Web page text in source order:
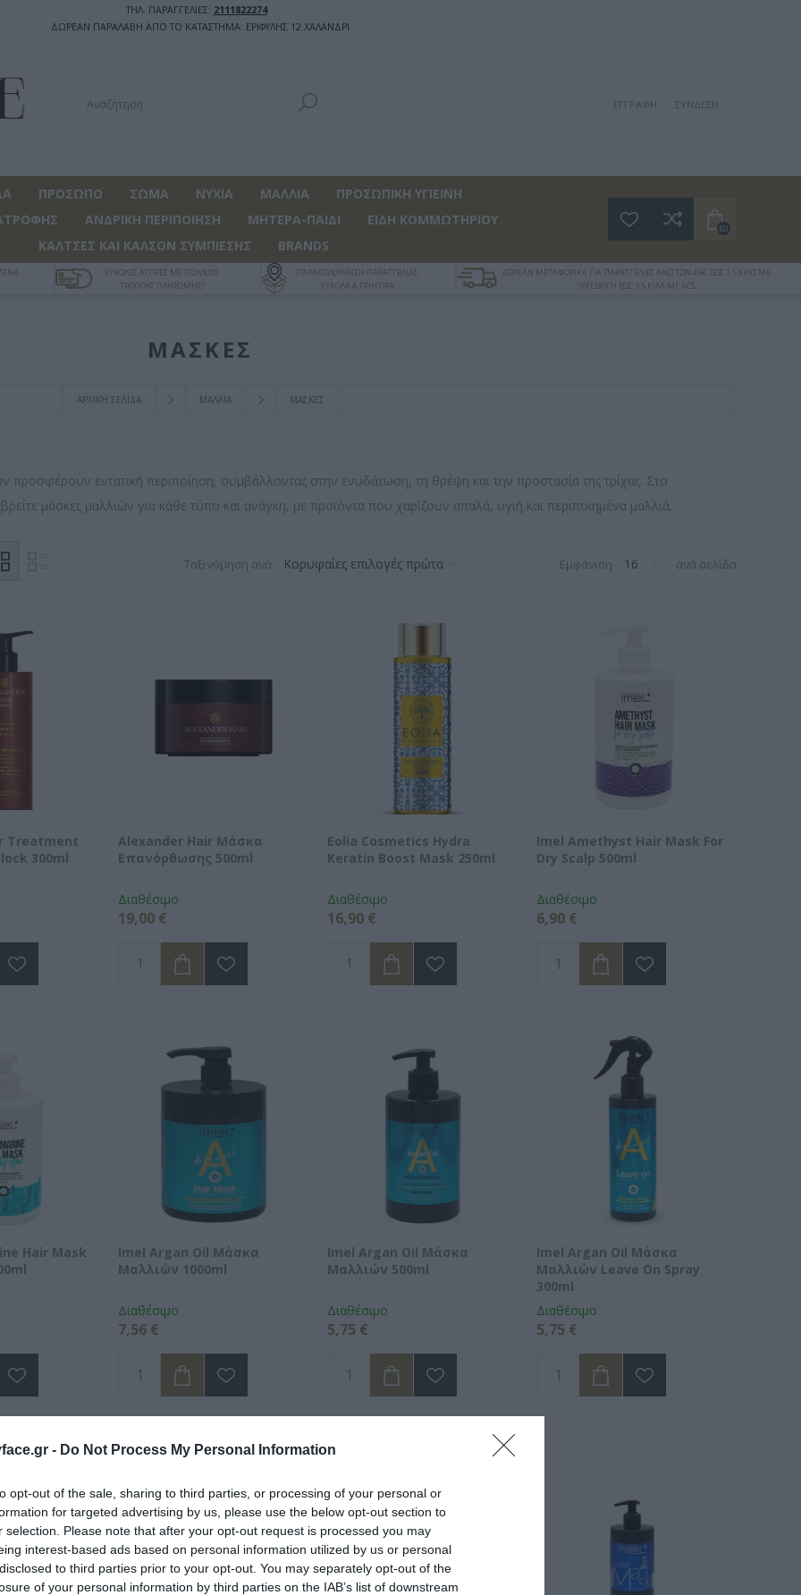
- Do Not Process My Personal Information
opt-out of the sale, sharing to third parties, or processing of your personal or
for targeted advertising by us, please use the below opt-out section to
selection. Please note that after your opt-out request is processed you may
interest-based ads based on personal information utilized by us or personal
to third parties prior to your opt-out. You may separately opt-out of the
of your personal information by third parties on the IAB’s list of downstream
ΤΗΛ. ΠΑΡΑΓΓΕΛΙΕΣ: 2111822274
ΔΩΡΕΑΝ ΠΑΡΑΛΑΒΗ ΑΠΟ ΤΟ ΚΑΤΑΣΤΗΜΑ: ΕΡΙΦΥΛΗΣ 12 ΧΑΛΑΝΔΡΙ
ΕΓΓΡΑΦΉ ΣΎΝΔΕΣΗ
ΠΡΟΣΩΠΟ ΣΩΜΑ ΝΥΧΙΑ ΜΑΛΛΙΑ
ΠΡΟΣΩΠΙΚΗ ΥΓΙΕΙΝΗ
ΑΝΔΡΙΚΗ ΠΕΡΙΠΟΙΗΣΗ ΜΗΤΕΡΑ-ΠΑΙΔΙ
ΕΙΔΗ ΚΟΜΜΩΤΗΡΙΟΥ
ΚΑΛΤΣΕΣ ΚΑΙ ΚΑΛΣΟΝ ΣΥΜΠΙΕΣΗΣ
BRANDS
(0)
ΕΥΚΟΛΕΣ ΑΓΟΡΕΣ ΜΕ ΠΟΛΛΟΥΣ
ΤΡΟΠΟΥΣ ΠΛΗΡΩΜΗΣ!
ΠΑΡΑΚΟΛΟΥΘΗΣΗ ΠΑΡΑΓΓΕΛΙΑΣ
ΕΥΚΟΛΑ & ΓΡΗΓΟΡΑ
ΔΩΡΕΑΝ ΜΕΤΑΦΟΡΙΚΑ ΓΙΑ ΠΑΡΑΓΓΕΛΙΕΣ ΑΝΩ ΤΩΝ 45€, ΕΩΣ 1,5 ΚΙΛΟ ΜΕ
SPEEDEX Ή ΕΩΣ 3,5 ΚΙΛΑ ΜΕ ACS
ΑΡΧΙΚΉ ΣΕΛΊΔΑ ΜΑΛΛΙΑ ΜΑΣΚΕΣ
ΜΑΣΚΕΣ
προσφέρουν εντατική περιποίηση, συμβάλλοντας στην ενυδάτωση, τη θρέψη και την προστασία της τρίχας. Στο
μάσκες μαλλιών για κάθε τύπο και ανάγκη, με προϊόντα που χαρίζουν απαλά, υγιή και περιποιημένα μαλλιά.
Ταξινόμηση ανά Εμφάνιση ανά σελίδα
Treatment
300ml
Alexander Hair Μάσκα
Επανόρθωσης 500ml
Διαθέσιμο
19,00 €
Eolia Cosmetics Hydra
Keratin Boost Mask 250ml
Διαθέσιμο
16,90 €
Imel Amethyst Hair Mask For
Dry Scalp 500ml
Διαθέσιμο
6,90 €
Hair Mask
Imel Argan Oil Μάσκα
Μαλλιών 1000ml
Διαθέσιμο
7,56 €
Imel Argan Oil Μάσκα
Μαλλιών 500ml
Διαθέσιμο
5,75 €
Imel Argan Oil Μάσκα
Μαλλιών Leave On Spray
300ml
Διαθέσιμο
5,75 €